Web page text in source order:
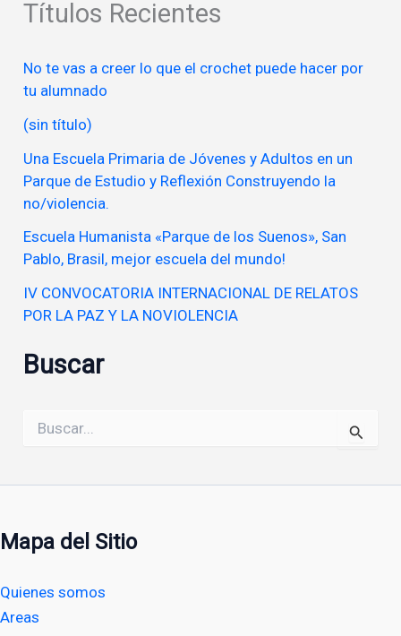
Títulos Recientes
No te vas a creer lo que el crochet puede hacer por
tu alumnado
(sin título)
Una Escuela Primaria de Jóvenes y Adultos en un
Parque de Estudio y Reflexión Construyendo la
no/violencia.
Escuela Humanista «Parque de los Suenos», San
Pablo, Brasil, mejor escuela del mundo!
IV CONVOCATORIA INTERNACIONAL DE RELATOS
POR LA PAZ Y LA NOVIOLENCIA
Buscar
por:
Mapa del Sitio
Quienes somos
Areas